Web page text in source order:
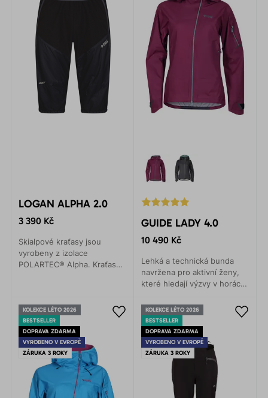
LOGAN ALPHA 2.0
3 390 Kč
Skialpové kraťasy jsou
vyrobeny z izolace
POLARTEC® Alpha. Kraťasy
GUIDE LADY 4.0
10 490 Kč
Lehká a technická bunda
navržena pro aktivní ženy,
které hledají výzvy v horách.
ochrání proti nepříznivým
povětrnostním podmínkám.
KOLEKCE LÉTO 2026
BESTSELLER
DOPRAVA ZDARMA
VYROBENO V EVROPĚ
ZÁRUKA 3 ROKY
KOLEKCE LÉTO 2026
BESTSELLER
DOPRAVA ZDARMA
VYROBENO V EVROPĚ
ZÁRUKA 3 ROKY